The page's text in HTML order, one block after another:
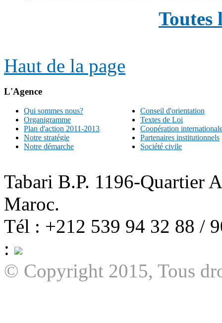
Toutes
Haut de la page
L'Agence
Qui sommes nous?
Organigramme
Plan d'action 2011-2013
Notre stratégie
Notre démarche
Conseil d'orientation
Textes de Loi
Coopération
Partenaires institutionnels
Société civile
Tabari B.P. 1196-Quartier
Maroc.
Tél : +212 539 94 32 88 /
:
© Copyright 2015, Tous